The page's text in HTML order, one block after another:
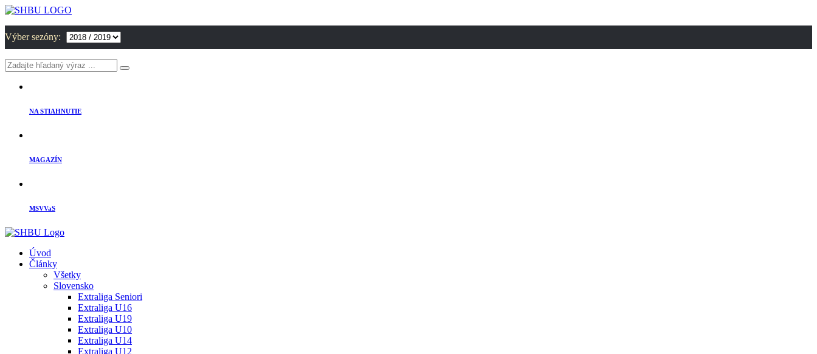
Výber sezóny:
NA STIAHNUTIE
MAGAZÍN
MSVVaS
Úvod
Články
Všetky
Slovensko
Extraliga Seniori
Extraliga U16
Extraliga U19
Extraliga U10
Extraliga U14
Extraliga U12